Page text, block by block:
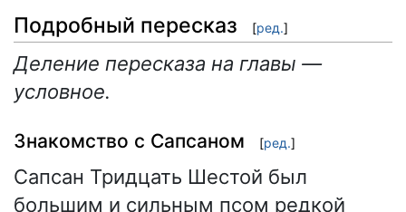
Подробный пересказ [ред.]
Деление пересказа на главы —
условное.
Знакомство с Сапсаном [ред.]
Сапсан Тридцать Шестой был
большим и сильным псом редкой